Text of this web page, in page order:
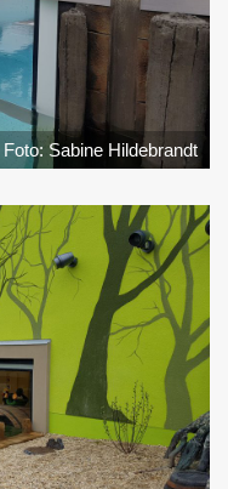
Foto: Sabine Hildebrandt